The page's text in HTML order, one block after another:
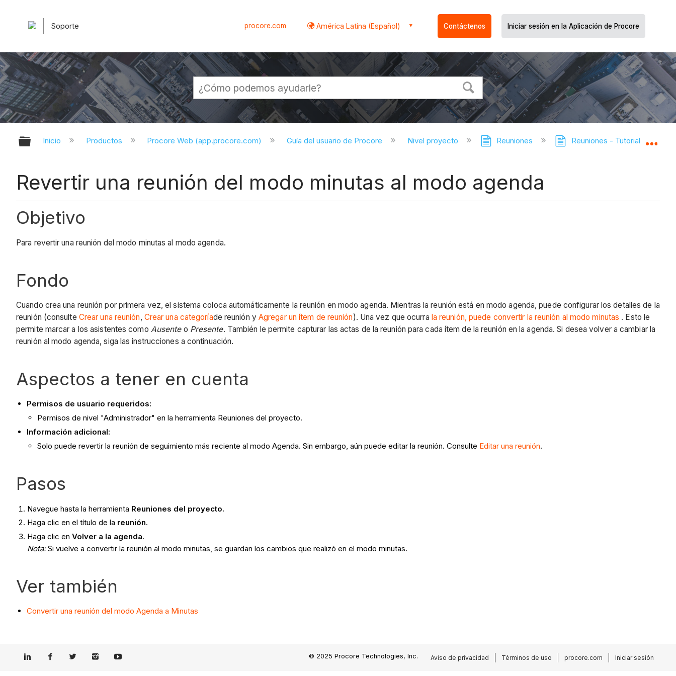
Soporte procore.com América Latina (Español) Contáctenos Iniciar sesión en la Aplicación de Procore
Expandir/contraer jerarquía global
Inicio Productos Procore Web (app.procore.com) Guía del usuario de Procore Nivel proyecto Reuniones Reuniones - Tutoriales
Revertir una reunión del modo minutas al modo agenda
Objetivo
Para revertir una reunión del modo minutas al modo agenda.
Fondo
Cuando crea una reunión por primera vez, el sistema coloca automáticamente la reunión en modo agenda. Mientras la reunión está en modo agenda, puede configurar los detalles de la
reunión (consulte Crear una reunión, Crear una categoríade reunión y Agregar un ítem de reunión). Una vez que ocurra la reunión, puede convertir la reunión al modo minutas . Esto le
permite marcar a los asistentes como Ausenteo Presente. También le permite capturar las actas de la reunión para cada ítem de la reunión en la agenda. Si desea volver a cambiar la
reunión al modo agenda, siga las instrucciones a continuación.
Aspectos a tener en cuenta
Permisos de usuario requeridos:
Permisos de nivel "Administrador" en la herramienta Reuniones del proyecto.
Información adicional:
Solo puede revertir la reunión de seguimiento más reciente al modo Agenda. Sin embargo, aún puede editar la reunión. Consulte Editar una reunión.
Pasos
Navegue hasta la herramienta Reuniones del proyecto.
Haga clic en el título de la reunión.
Haga clic enVolver a la agenda.
Nota:Si vuelve a convertir la reunión al modo minutas, se guardan los cambios que realizó en el modo minutas.
Ver también
Convertir una reunión del modo Agenda a Minutas
© 2025 Procore Technologies, Inc. Aviso de privacidad Términos de uso procore.com Iniciar sesión